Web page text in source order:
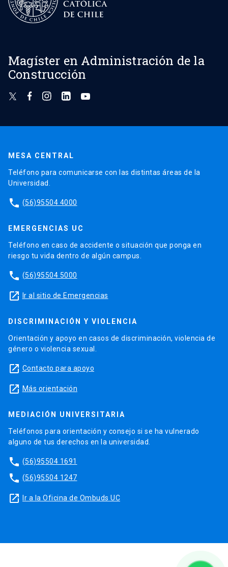
Magíster en Administración de la
Construcción
MESA CENTRAL
Teléfono para comunicarse con las distintas áreas de la
Universidad.
phone (56)95504 4000
EMERGENCIAS UC
Teléfono en caso de accidente o situación que ponga en
riesgo tu vida dentro de algún campus.
phone (56)95504 5000
launch Ir al sitio de Emergencias
DISCRIMINACIÓN Y VIOLENCIA
Orientación y apoyo en casos de discriminación, violencia de
género o violencia sexual.
launch Contacto para apoyo
launch Más orientación
MEDIACIÓN UNIVERSITARIA
Teléfonos para orientación y consejo si se ha vulnerado
alguno de tus derechos en la universidad.
phone (56)95504 1691
phone (56)95504 1247
launch Ir a la Oficina de Ombuds UC